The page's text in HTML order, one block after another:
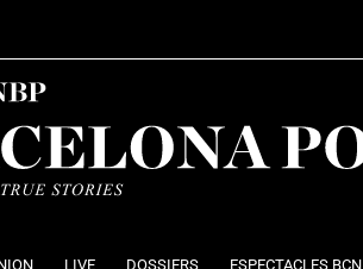
LIVE DOSSIERS ESPECTACLES BCN